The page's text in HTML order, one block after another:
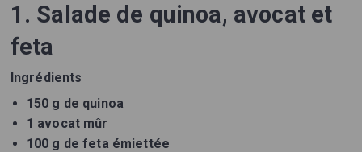
1. Salade de quinoa, avocat et
feta
Ingrédients
150 g de quinoa
1 avocat mûr
100 g de feta émiettée